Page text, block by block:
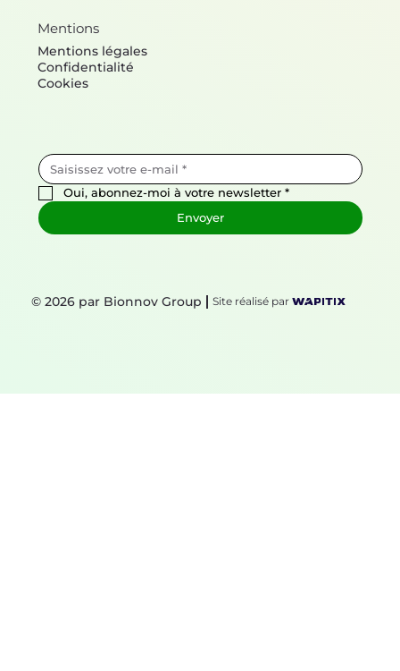
© 2026 par Bionnov Group Site réalisé par
Oui, abonnez-moi à votre newsletter *
Envoyer
Mentions
Mentions légales
Confidentialité
Cookies